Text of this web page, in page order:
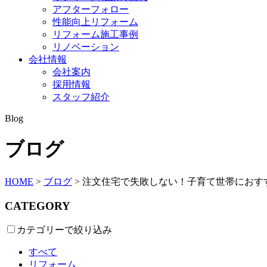
アフターフォロー
性能向上リフォーム
リフォーム施工事例
リノベーション
会社情報
会社案内
採用情報
スタッフ紹介
Blog
ブログ
HOME > ブログ > 注文住宅で失敗しない！子育て世帯におす
CATEGORY
カテゴリーで絞り込み
すべて
リフォーム